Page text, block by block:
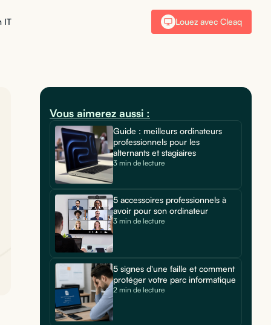
IT Louez avec Cleaq
Vous aimerez aussi :
Guide : meilleurs ordinateurs
professionnels pour les
alternants et stagiaires
3 min de lecture
5 accessoires professionnels à
avoir pour son ordinateur
3 min de lecture
5 signes d'une faille et comment
protéger votre parc informatique
2 min de lecture